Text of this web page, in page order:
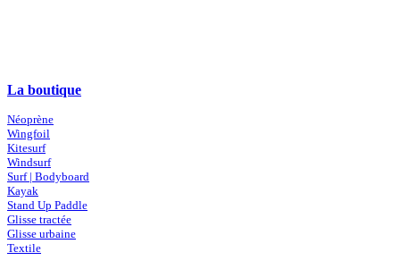
La boutique
Néoprène
Wingfoil
Kitesurf
Windsurf
Surf | Bodyboard
Kayak
Stand Up Paddle
Glisse tractée
Glisse urbaine
Textile